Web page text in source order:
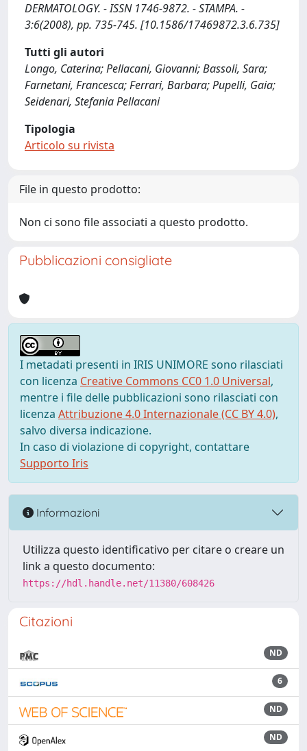
DERMATOLOGY. - ISSN 1746-9872. - STAMPA. -
3:6(2008), pp. 735-745. [10.1586/17469872.3.6.735]
Tutti gli autori
Longo, Caterina; Pellacani, Giovanni; Bassoli, Sara;
Farnetani, Francesca; Ferrari, Barbara; Pupelli, Gaia;
Seidenari, Stefania Pellacani
Tipologia
Articolo su rivista
File in questo prodotto:
Non ci sono file associati a questo prodotto.
Pubblicazioni consigliate
I metadati presenti in IRIS UNIMORE sono rilasciati
con licenza Creative Commons CC0 1.0 Universal,
mentre i file delle pubblicazioni sono rilasciati con
licenza Attribuzione 4.0 Internazionale (CC BY 4.0),
salvo diversa indicazione.
In caso di violazione di copyright, contattare
Supporto Iris
Informazioni
Utilizza questo identificativo per citare o creare un
link a questo documento:
https://hdl.handle.net/11380/608426
Citazioni
ND
6
ND
ND